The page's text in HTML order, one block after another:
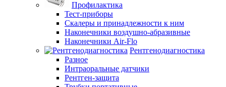
Профилактика
Тест-приборы
Скалеры и принадлежности к ним
Наконечники воздушно-абразивные
Наконечники Air-Flo
Рентгенодиагностика
Разное
Интраоральные датчики
Рентген-защита